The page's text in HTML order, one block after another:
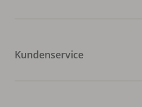
Kundenservice